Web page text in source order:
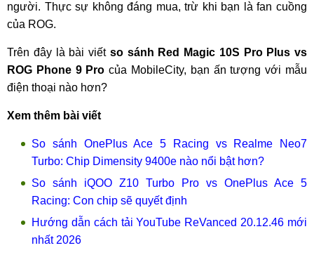
người. Thực sự không đáng mua, trừ khi bạn là fan cuồng
của ROG.
Trên đây là bài viết so sánh Red Magic 10S Pro Plus vs
ROG Phone 9 Pro của MobileCity, bạn ấn tượng với mẫu
điện thoại nào hơn?
Xem thêm bài viết
So sánh OnePlus Ace 5 Racing vs Realme Neo7
Turbo: Chip Dimensity 9400e nào nổi bật hơn?
So sánh iQOO Z10 Turbo Pro vs OnePlus Ace 5
Racing: Con chip sẽ quyết định
Hướng dẫn cách tải YouTube ReVanced 20.12.46 mới
nhất 2026